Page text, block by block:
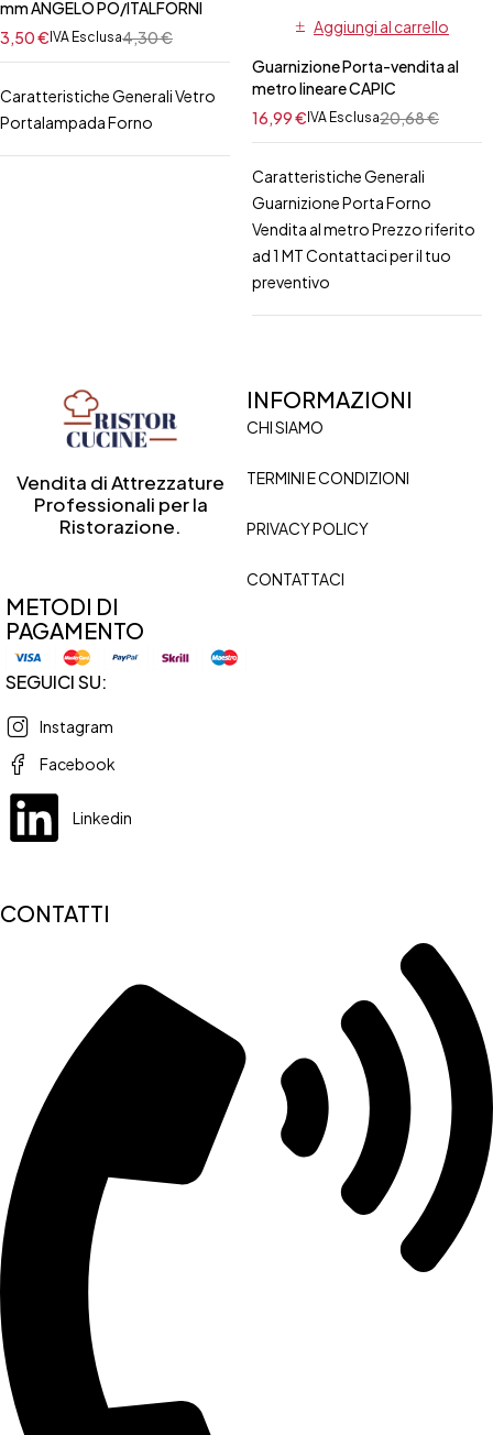
mm ANGELO PO/ITALFORNI
4,30€
3,50€ IVA Esclusa
Caratteristiche Generali Vetro
Portalampada Forno
Aggiungi al carrello
Guarnizione Porta-vendita al
metro lineare CAPIC
20,68€
16,99€IVA Esclusa
Caratteristiche Generali
Guarnizione Porta Forno
Vendita al metro Prezzo riferito
ad 1 MT Contattaci per il tuo
preventivo
Vendita di Attrezzature
Professionali per la
Ristorazione.
INFORMAZIONI
CHI SIAMO
TERMINI E CONDIZIONI
PRIVACY POLICY
CONTATTACI
METODI DI
PAGAMENTO
SEGUICI SU:
Instagram
Facebook
Linkedin
CONTATTI